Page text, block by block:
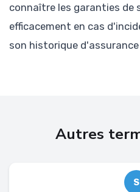
connaître les garanties de
efficacement en cas
son historique
Autres
S